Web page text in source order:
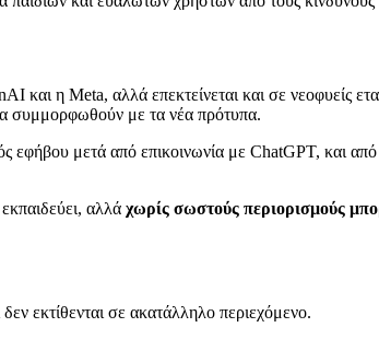
και η Meta, αλλά επεκτείνεται και σε νεοφυείς
συμμορφωθούν με τα νέα πρότυπα.
μετά από επικοινωνία με ChatGPT, και από
αλλά χωρίς σωστούς περιορισμούς
εκτίθενται σε ακατάλληλο περιεχόμενο.